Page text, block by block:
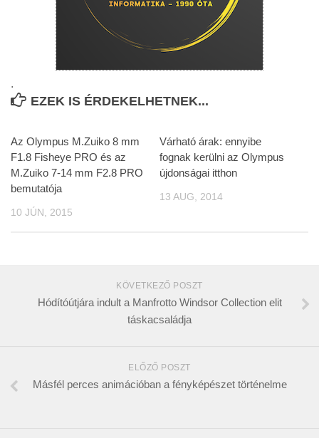
.
EZEK IS ÉRDEKELHETNEK...
Az Olympus M.Zuiko 8 mm
F1.8 Fisheye PRO és az
M.Zuiko 7-14 mm F2.8 PRO
bemutatója
10 JÚN, 2015
Várható árak: ennyibe
fognak kerülni az Olympus
újdonságai itthon
13 AUG, 2014
KÖVETKEZŐ POSZT
Hódítóútjára indult a Manfrotto Windsor Collection elit
táskacsaládja
ELŐZŐ POSZT
Másfél perces animációban a fényképészet történelme